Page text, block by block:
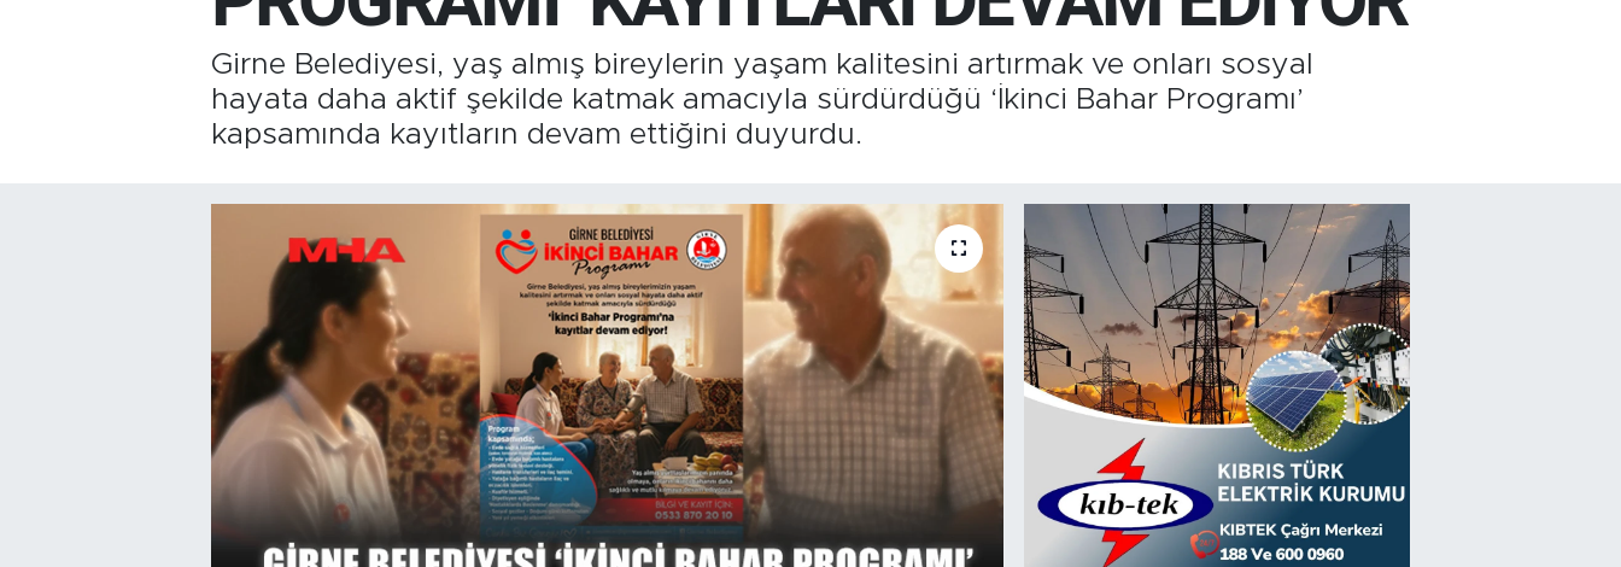
Girne Belediyesi, yaş almış bireylerin yaşam kalitesini artırmak ve onları sosyal
hayata daha aktif şekilde katmak amacıyla sürdürdüğü ‘İkinci Bahar Programı’
kapsamında kayıtların devam ettiğini duyurdu.